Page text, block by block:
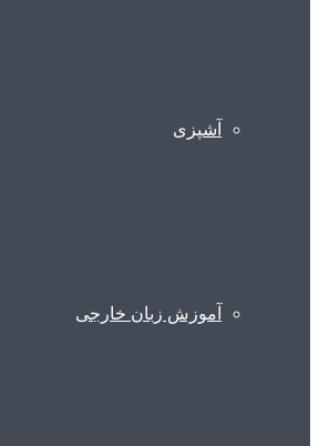
آشپزی
آموزش زبان خارجی